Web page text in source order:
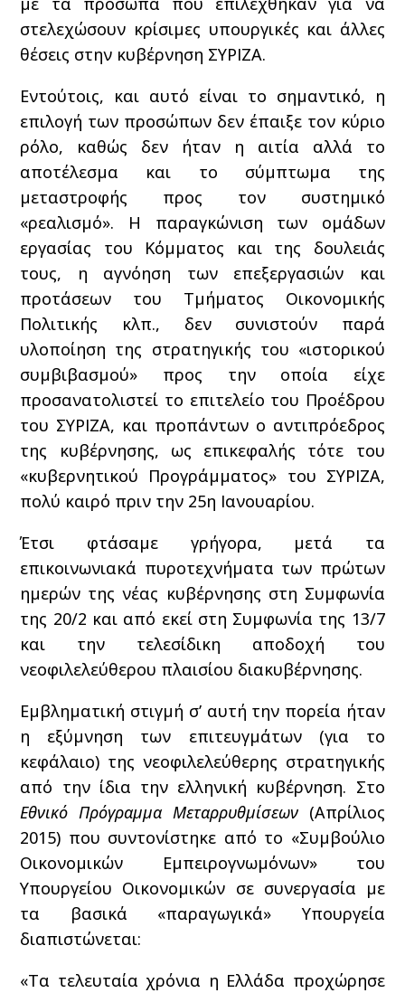
στελεχώσουν κρίσιμες υπουργικές και άλλες
θέσεις στην κυβέρνηση ΣΥΡΙΖΑ.
Εντούτοις, και αυτό είναι το σημαντικό, η
επιλογή των προσώπων δεν έπαιξε τον κύριο
ρόλο, καθώς δεν ήταν η αιτία αλλά το
αποτέλεσμα και το σύμπτωμα της
μεταστροφής προς τον συστημικό
«ρεαλισμό». Η παραγκώνιση των ομάδων
εργασίας του Κόμματος και της δουλειάς
τους, η αγνόηση των επεξεργασιών και
προτάσεων του Τμήματος Οικονομικής
Πολιτικής κλπ., δεν συνιστούν παρά
υλοποίηση της στρατηγικής του «ιστορικού
συμβιβασμού» προς την οποία είχε
προσανατολιστεί το επιτελείο του Προέδρου
του ΣΥΡΙΖΑ, και προπάντων ο αντιπρόεδρος
της κυβέρνησης, ως επικεφαλής τότε του
«κυβερνητικού Προγράμματος» του ΣΥΡΙΖΑ,
πολύ καιρό πριν την 25η Ιανουαρίου.
Έτσι φτάσαμε γρήγορα, μετά τα
επικοινωνιακά πυροτεχνήματα των πρώτων
ημερών της νέας κυβέρνησης στη Συμφωνία
της 20/2 και από εκεί στη Συμφωνία της 13/7
και την τελεσίδικη αποδοχή του
νεοφιλελεύθερου πλαισίου διακυβέρνησης.
Εμβληματική στιγμή σ’ αυτή την πορεία ήταν
η εξύμνηση των επιτευγμάτων (για το
κεφάλαιο) της νεοφιλελεύθερης στρατηγικής
από την ίδια την ελληνική κυβέρνηση. Στο
Εθνικό Πρόγραμμα Μεταρρυθμίσεων (Απρίλιος
2015) που συντονίστηκε από το «Συμβούλιο
Οικονομικών Εμπειρογνωμόνων» του
Υπουργείου Οικονομικών σε συνεργασία με
τα βασικά «παραγωγικά» Υπουργεία
διαπιστώνεται:
«Τα τελευταία χρόνια η Ελλάδα προχώρησε